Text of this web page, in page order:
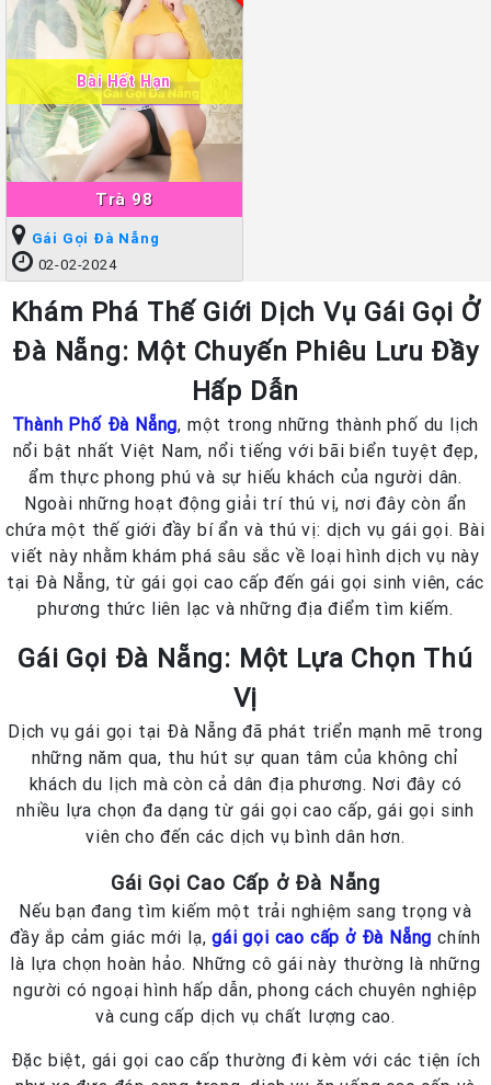
Trà 98
Bài Hết Hạn
Gái Gọi Đà Nẵng
02-02-2024
Khám Phá Thế Giới Dịch Vụ Gái Gọi Ở
Đà Nẵng: Một Chuyến Phiêu Lưu Đầy
Hấp Dẫn
Thành Phố Đà Nẵng, một trong những thành phố du lịch
nổi bật nhất Việt Nam, nổi tiếng với bãi biển tuyệt đẹp,
ẩm thực phong phú và sự hiếu khách của người dân.
Ngoài những hoạt động giải trí thú vị, nơi đây còn ẩn
chứa một thế giới đầy bí ẩn và thú vị: dịch vụ gái gọi. Bài
viết này nhằm khám phá sâu sắc về loại hình dịch vụ này
tại Đà Nẵng, từ gái gọi cao cấp đến gái gọi sinh viên, các
phương thức liên lạc và những địa điểm tìm kiếm.
Gái Gọi Đà Nẵng: Một Lựa Chọn Thú
Vị
Dịch vụ gái gọi tại Đà Nẵng đã phát triển mạnh mẽ trong
những năm qua, thu hút sự quan tâm của không chỉ
khách du lịch mà còn cả dân địa phương. Nơi đây có
nhiều lựa chọn đa dạng từ gái gọi cao cấp, gái gọi sinh
viên cho đến các dịch vụ bình dân hơn.
Gái Gọi Cao Cấp ở Đà Nẵng
Nếu bạn đang tìm kiếm một trải nghiệm sang trọng và
đầy ắp cảm giác mới lạ,gái gọi cao cấp ở Đà Nẵng chính
là lựa chọn hoàn hảo. Những cô gái này thường là những
người có ngoại hình hấp dẫn, phong cách chuyên nghiệp
và cung cấp dịch vụ chất lượng cao.
Đặc biệt, gái gọi cao cấp thường đi kèm với các tiện ích